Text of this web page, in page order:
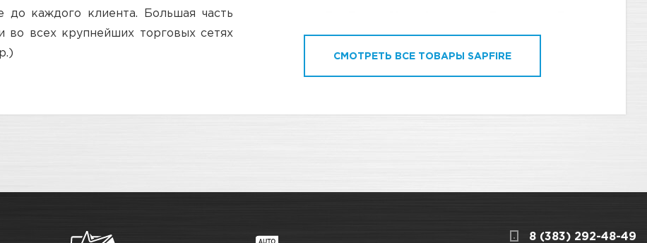
каждого клиента. Большая часть
во всех крупнейших торговых сетях
СМОТРЕТЬ ВСЕ ТОВАРЫ SAPFIRE
8 (383) 292-48-49